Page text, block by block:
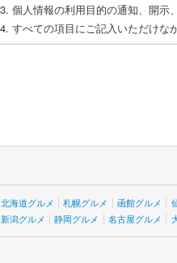
個人情報の利用目的の通知、開示
すべての項目にご記入いただけな
北海道グルメ 札幌グルメ 函館グルメ
新潟グルメ
静岡グルメ 名古屋グルメ